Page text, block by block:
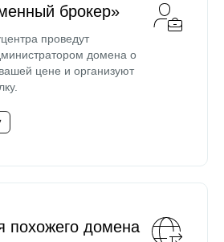
брокер»
проведут
домена о
цене и организуют
похожего домена